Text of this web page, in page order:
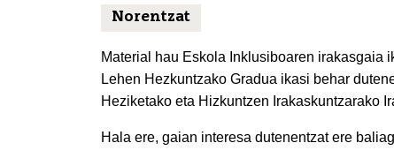
Norentzat
Material hau Eskola Inklusiboaren irakasgaia
Lehen Hezkuntzako Gradua ikasi behar
Heziketako eta Hizkuntzen Irakaskuntzarako
Hala ere, gaian interesa dutenentzat ere